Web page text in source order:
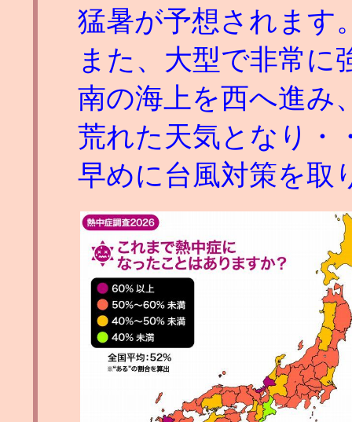
猛暑が予想されます
また、大型で非常に
南の海上を西へ進み
荒れた天気となり・
早めに台風対策を取